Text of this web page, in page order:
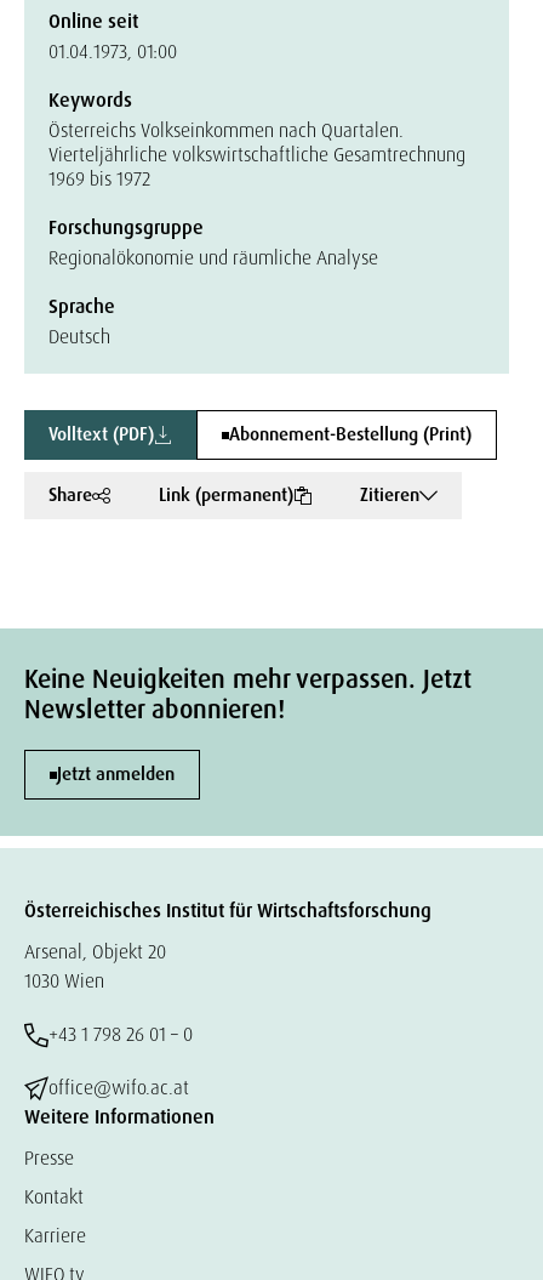
Online seit
01.04.1973, 01:00
Keywords
Österreichs Volkseinkommen nach Quartalen.
Vierteljährliche volkswirtschaftliche Gesamtrechnung
1969 bis 1972
Forschungsgruppe
Regionalökonomie und räumliche Analyse
Sprache
Deutsch
Volltext (PDF) Abonnement-Bestellung (Print)
Share Link (permanent) Zitieren
Keine Neuigkeiten mehr verpassen. Jetzt
Newsletter abonnieren!
Jetzt anmelden
Österreichisches Institut für Wirtschaftsforschung
Arsenal, Objekt 20
1030 Wien
+43 1 798 26 01 – 0
office@wifo.ac.at
Weitere Informationen
Presse
Kontakt
Karriere
WIFO.tv